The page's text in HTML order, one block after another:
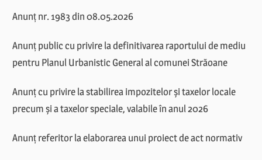
Anunț nr. 1983 din 08.05.2026
Anunț public cu privire la definitivarea raportului de mediu
pentru Planul Urbanistic General al comunei Străoane
Anunț cu privire la stabilirea impozitelor și taxelor locale
precum și a taxelor speciale, valabile în anul 2026
Anunț referitor la elaborarea unui proiect de act normativ